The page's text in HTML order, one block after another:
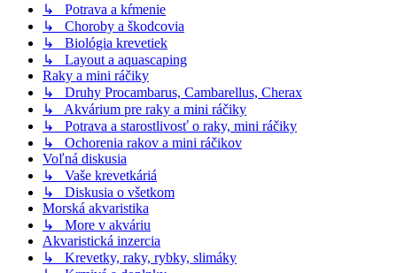
↳ Potrava a kŕmenie
↳ Choroby a škodcovia
↳ Biológia krevetiek
↳ Layout a aquascaping
Raky a mini ráčiky
↳ Druhy Procambarus, Cambarellus, Cherax
↳ Akvárium pre raky a mini ráčiky
↳ Potrava a starostlivosť o raky, mini ráčiky
↳ Ochorenia rakov a mini ráčikov
Voľná diskusia
↳ Vaše krevetkáriá
↳ Diskusia o všetkom
Morská akvaristika
↳ More v akváriu
Akvaristická inzercia
↳ Krevetky, raky, rybky, slimáky